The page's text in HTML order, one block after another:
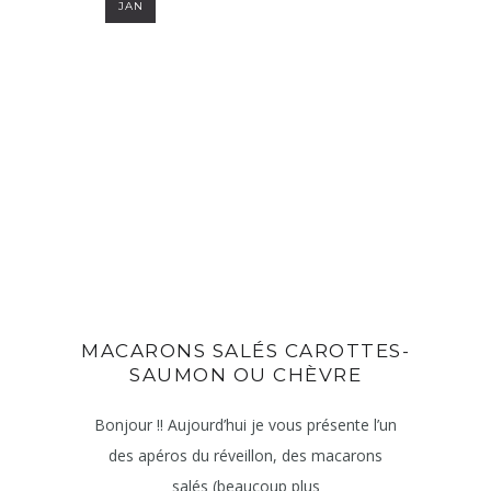
JAN
MACARONS SALÉS CAROTTES-
SAUMON OU CHÈVRE
Bonjour !! Aujourd’hui je vous présente l’un
des apéros du réveillon, des macarons
salés (beaucoup plus